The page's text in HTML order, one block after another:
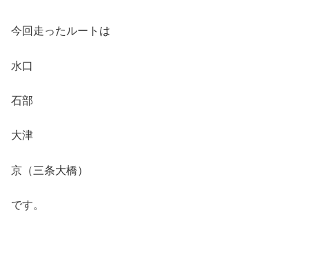
今回走ったルートは
水口
石部
大津
京（三条大橋）
です。